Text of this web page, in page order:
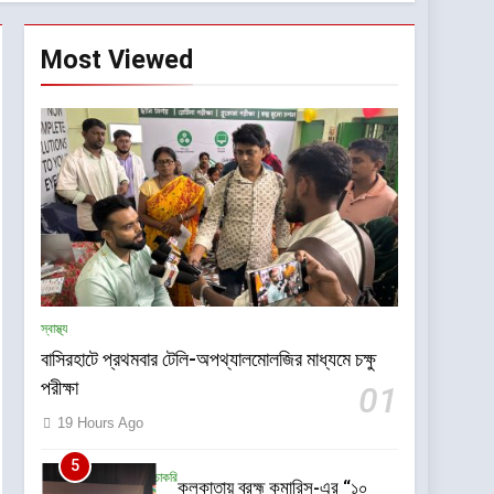
Most Viewed
স্বাস্থ্য
বাসিরহাটে প্রথমবার টেলি-অপথ্যালমোলজির মাধ্যমে চক্ষু
পরীক্ষা
01
19 Hours Ago
শিক্ষা ও চাকরি
5
কলকাতায় ব্রহ্ম কুমারিস-এর “১০